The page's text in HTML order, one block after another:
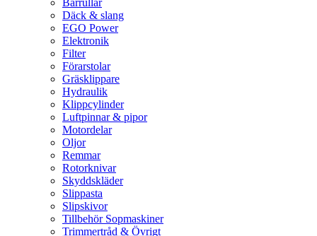
Bärrullar
Däck & slang
EGO Power
Elektronik
Filter
Förarstolar
Gräsklippare
Hydraulik
Klippcylinder
Luftpinnar & pipor
Motordelar
Oljor
Remmar
Rotorknivar
Skyddskläder
Slippasta
Slipskivor
Tillbehör Sopmaskiner
Trimmertråd & Övrigt